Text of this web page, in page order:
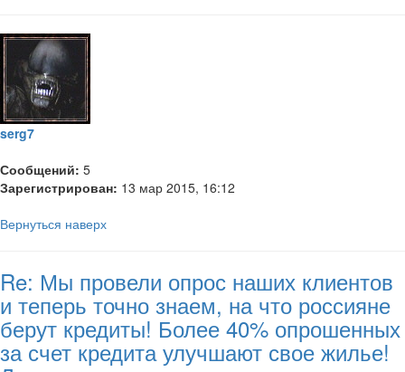
serg7
Сообщений: 5
Зарегистрирован: 13 мар 2015, 16:12
Вернуться наверх
Re: Мы провели опрос наших клиентов
и теперь точно знаем, на что россияне
берут кредиты! Более 40% опрошенных
за счет кредита улучшают свое жилье!